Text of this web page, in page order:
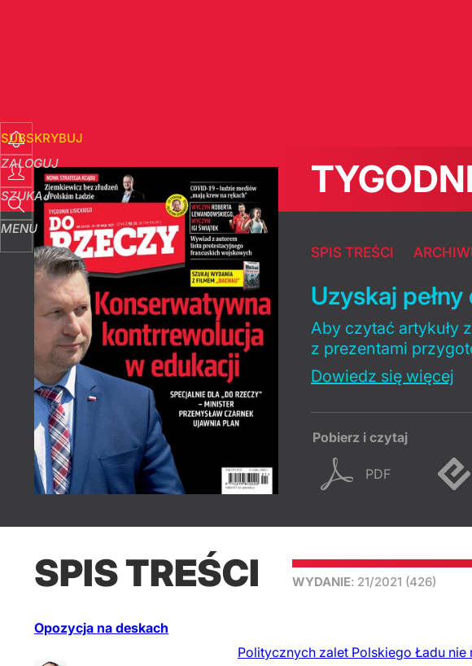
SUBSKRYBUJ
ZALOGUJ
SZUKAJ
MENU
SPIS TREŚCI
Uzyskaj
Aby czytać artykuły
z prezentami
Dowiedz się więcej
Pobierz i czytaj
PDF
SPIS TREŚCI WYDANIE: 21/2021 (426)
Opozycja na deskach
Politycznych zalet Polskiego Ładu